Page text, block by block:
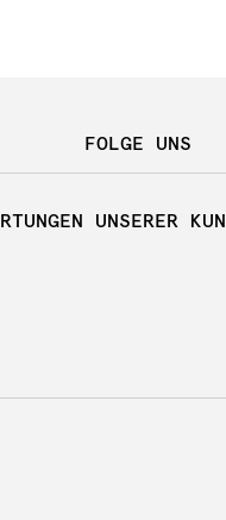
FOLGE UNS
UNSERER